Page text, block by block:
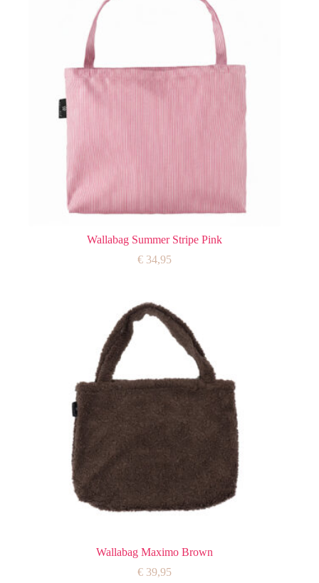
Wallabag Summer Stripe Pink
€ 34,95
Wallabag Maximo Brown
€ 39,95